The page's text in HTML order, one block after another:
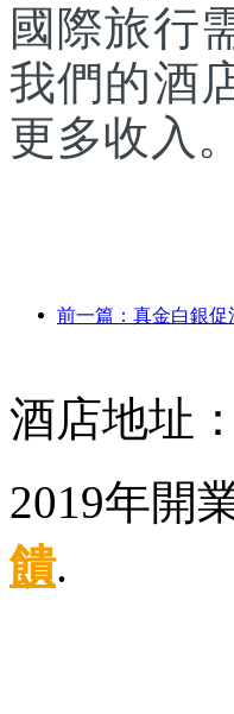
國際旅行
我們的酒
更多收入
酒店地址
2019年開
饋.